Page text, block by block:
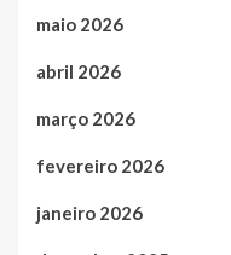
maio 2026
abril 2026
março 2026
fevereiro 2026
janeiro 2026